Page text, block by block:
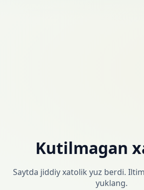
Kutilmagan
Saytda jiddiy xatolik yuz berdi.
yuklang.